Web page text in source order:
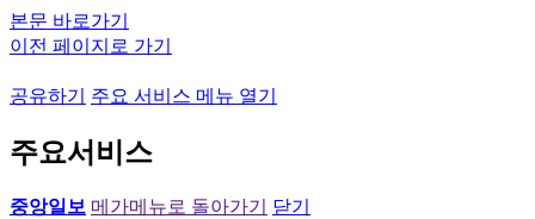
본문 바로가기
이전 페이지로 가기
공유하기 주요 서비스 메뉴 열기
주요서비스
중앙일보 메가메뉴로 돌아가기
닫기